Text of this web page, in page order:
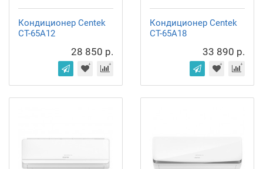
Кондиционер Centek
CT-65A12
28 850 р.
Кондиционер Centek
CT-65A18
33 890 р.